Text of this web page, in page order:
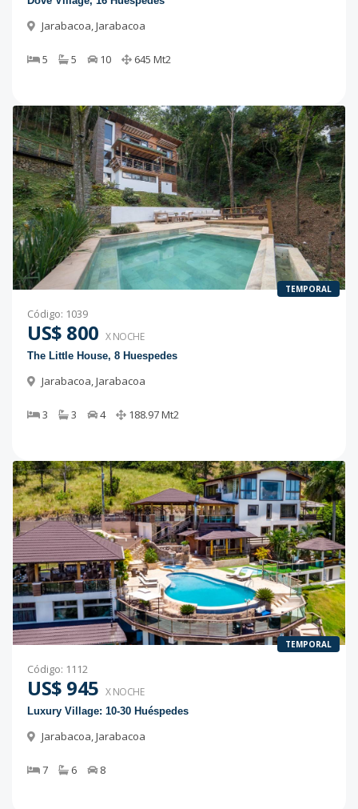
Jarabacoa,Jarabacoa
5 5 10 645 Mt2
TEMPORAL
Código: 1039
US$ 800 X NOCHE
The Little House, 8 Huespedes
Jarabacoa,Jarabacoa
3 3 4 188.97Mt2
TEMPORAL
Código: 1112
US$ 945 X NOCHE
Luxury Village: 10-30 Huéspedes
Jarabacoa,Jarabacoa
7 6 8